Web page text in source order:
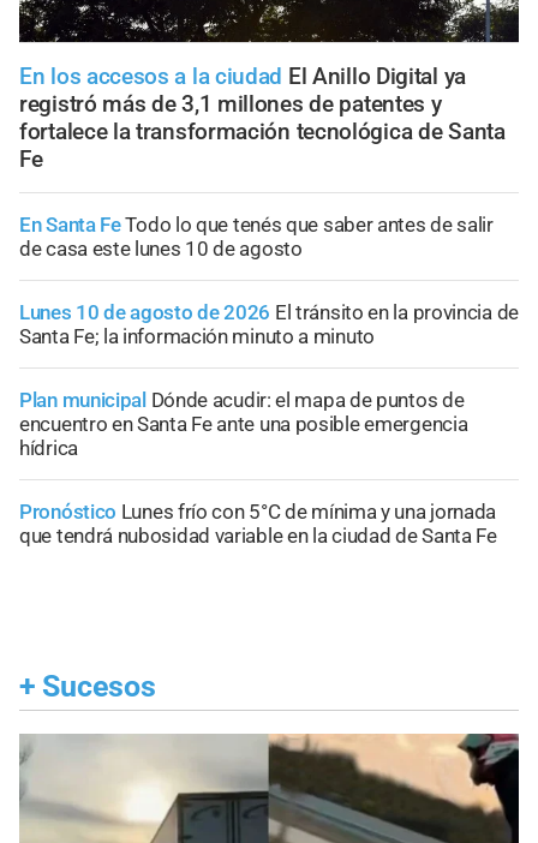
En los accesos a la ciudad El Anillo Digital ya
registró más de 3,1 millones de patentes y
fortalece la transformación tecnológica de Santa
Fe
En Santa FeTodo lo que tenés que saber antes de salir
de casa este lunes 10 de agosto
Lunes 10 de agosto de 2026 El tránsito en la provincia de
Santa Fe; la información minuto a minuto
Plan municipal Dónde acudir: el mapa de puntos de
encuentro en Santa Fe ante una posible emergencia
hídrica
Pronóstico Lunes frío con 5°C de mínima y una jornada
que tendrá nubosidad variable en la ciudad de Santa Fe
+ Sucesos